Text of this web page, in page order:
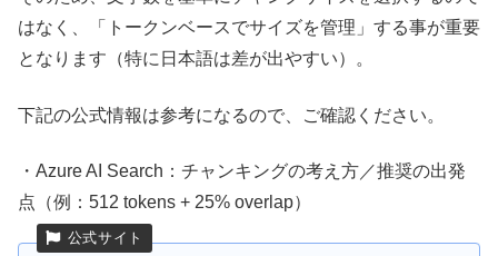
はなく、「トークンベースでサイズを管理」する事が重要
となります（特に日本語は差が出やすい）。
下記の公式情報は参考になるので、ご確認ください。
・Azure AI Search：チャンキングの考え方／推奨の出発
点（例：512 tokens + 25% overlap）